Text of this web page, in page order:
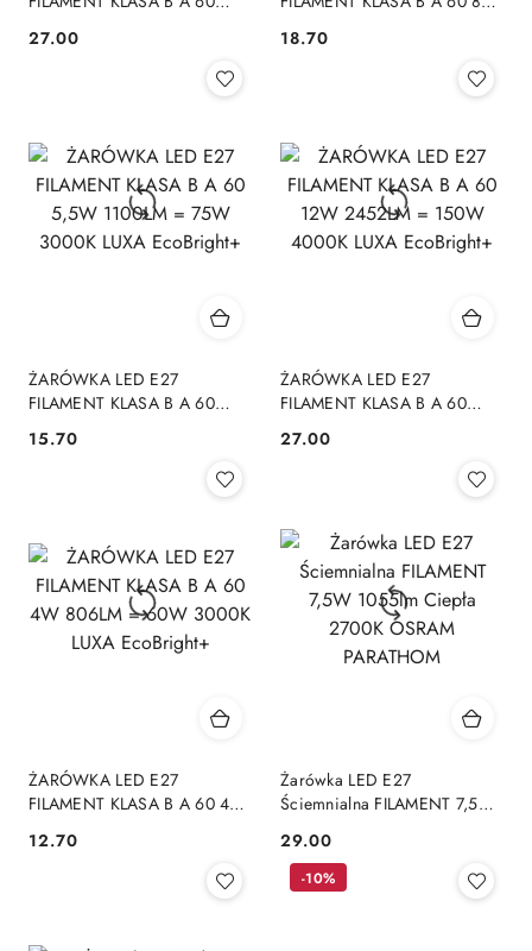
LUXA EcoBright+
Cena:
27.00
EcoBright+
Cena:
18.70
ŻARÓWKA LED E27
FILAMENT KLASA B A 60
LUXA EcoBright+
Cena:
15.70
ŻARÓWKA LED E27
FILAMENT KLASA B A 60
LUXA EcoBright+
Cena:
27.00
ŻARÓWKA LED E27
FILAMENT KLASA B A 60 4W
EcoBright+
Cena:
12.70
Żarówka LED E27
Ściemnialna FILAMENT 7,5W
PARATHOM
Cena:
29.00
-10%